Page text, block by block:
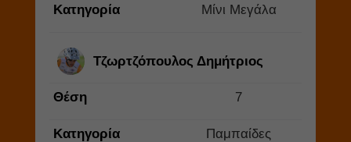
Κατηγορία Μίνι Μεγάλα
Τζωρτζόπουλος Δημήτριος
Θέση 7
Κατηγορία Παμπαίδες